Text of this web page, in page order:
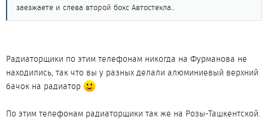
заезжаете и слева второй бокс Автостекла..
Радиаторщики по этим телефонам никогда на Фурманова не
находились, так что вы у разных делали алюминиевый верхний
бачок на радиатор
По этим телефонам радиаторщики так же на Розы-Ташкентской.